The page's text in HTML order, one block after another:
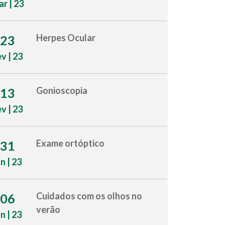
| 23
23
| 23
Herpes Ocular
13
| 23
Gonioscopia
31
| 23
Exame ortóptico
06
| 23
Cuidados com os olhos no
verão